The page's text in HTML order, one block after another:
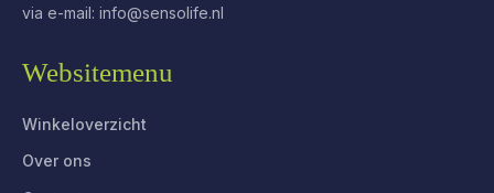
via e-mail: info@sensolife.nl
Websitemenu
Winkeloverzicht
Over ons